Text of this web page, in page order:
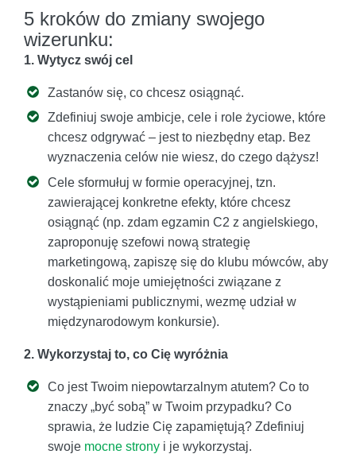
5 kroków do zmiany swojego
wizerunku:
1. Wytycz swój cel
Zastanów się, co chcesz osiągnąć.
Zdefiniuj swoje ambicje, cele i role życiowe, które
chcesz odgrywać – jest to niezbędny etap. Bez
wyznaczenia celów nie wiesz, do czego dążysz!
Cele sformułuj w formie operacyjnej, tzn.
zawierającej konkretne efekty, które chcesz
osiągnąć (np. zdam egzamin C2 z angielskiego,
zaproponuję szefowi nową strategię
marketingową, zapiszę się do klubu mówców, aby
doskonalić moje umiejętności związane z
wystąpieniami publicznymi, wezmę udział w
międzynarodowym konkursie).
2. Wykorzystaj to, co Cię wyróżnia
Co jest Twoim niepowtarzalnym atutem? Co to
znaczy „być sobą” w Twoim przypadku? Co
sprawia, że ludzie Cię zapamiętują? Zdefiniuj
swoje mocne strony i je wykorzystaj.